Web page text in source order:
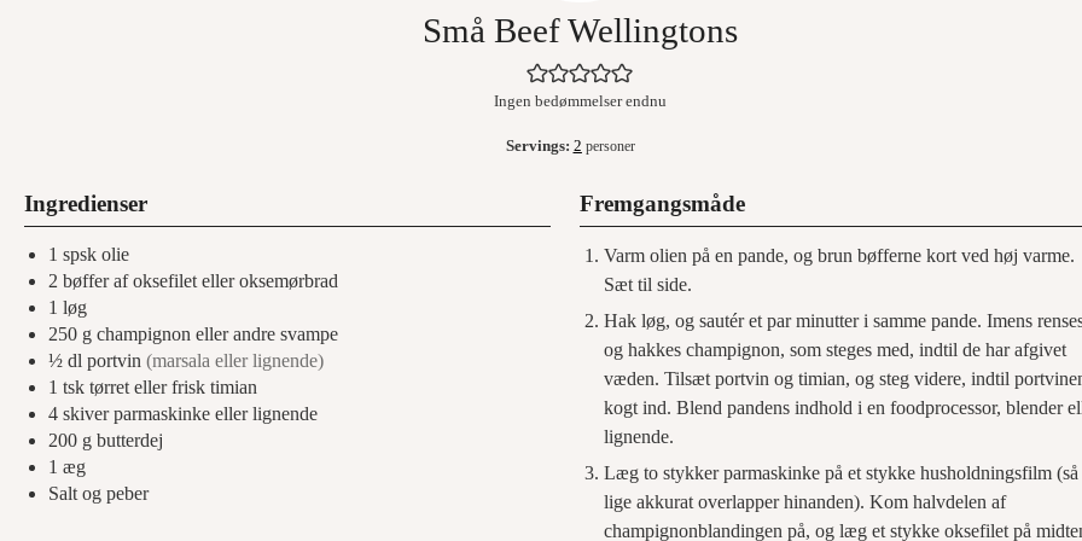
Små Beef Wellingtons
Ingen bedømmelser endnu
Servings: 2 personer
Ingredienser
1 spsk olie
2 bøffer af oksefilet eller oksemørbrad
1 løg
250 g champignon eller andre svampe
½ dl portvin (marsala eller lignende)
1 tsk tørret eller frisk timian
4 skiver parmaskinke eller lignende
200 g butterdej
1 æg
Salt og peber
Fremgangsmåde
Varm olien på en pande, og brun bøfferne kort ved høj varme.
Sæt til side.
Hak løg, og sautér et par minutter i samme pande. Imens
og hakkes champignon, som steges med, indtil de har afgivet
væden. Tilsæt portvin og timian, og steg videre, indtil
kogt ind. Blend pandens indhold i en foodprocessor, blender
lignende.
Læg to stykker parmaskinke på et stykke husholdningsfilm (så
lige akkurat overlapper hinanden). Kom halvdelen af
champignonblandingen på, og læg et stykke oksefilet på